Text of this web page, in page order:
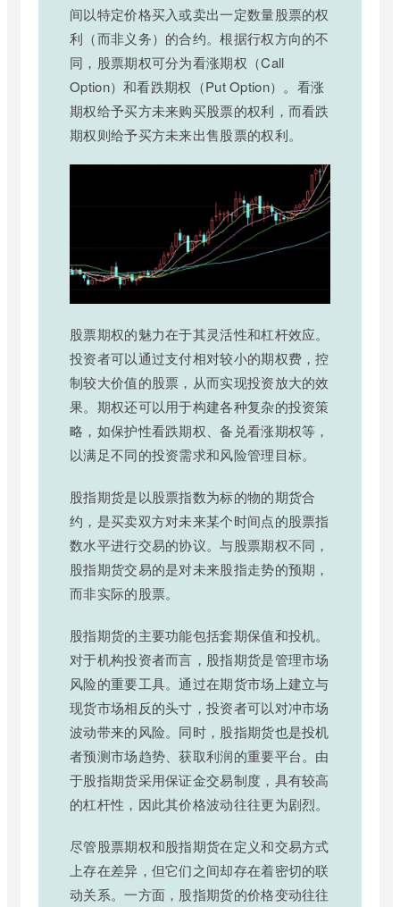
间以特定价格买入或卖出一定数量股票的权
利（而非义务）的合约。根据行权方向的不
同，股票期权可分为看涨期权（Call
Option）和看跌期权（Put Option）。看涨
期权给予买方未来购买股票的权利，而看跌
期权则给予买方未来出售股票的权利。
股票期权的魅力在于其灵活性和杠杆效应。
投资者可以通过支付相对较小的期权费，控
制较大价值的股票，从而实现投资放大的效
果。期权还可以用于构建各种复杂的投资策
略，如保护性看跌期权、备兑看涨期权等，
以满足不同的投资需求和风险管理目标。
股指期货是以股票指数为标的物的期货合
约，是买卖双方对未来某个时间点的股票指
数水平进行交易的协议。与股票期权不同，
股指期货交易的是对未来股指走势的预期，
而非实际的股票。
股指期货的主要功能包括套期保值和投机。
对于机构投资者而言，股指期货是管理市场
风险的重要工具。通过在期货市场上建立与
现货市场相反的头寸，投资者可以对冲市场
波动带来的风险。同时，股指期货也是投机
者预测市场趋势、获取利润的重要平台。由
于股指期货采用保证金交易制度，具有较高
的杠杆性，因此其价格波动往往更为剧烈。
尽管股票期权和股指期货在定义和交易方式
上存在差异，但它们之间却存在着密切的联
动关系。一方面，股指期货的价格变动往往